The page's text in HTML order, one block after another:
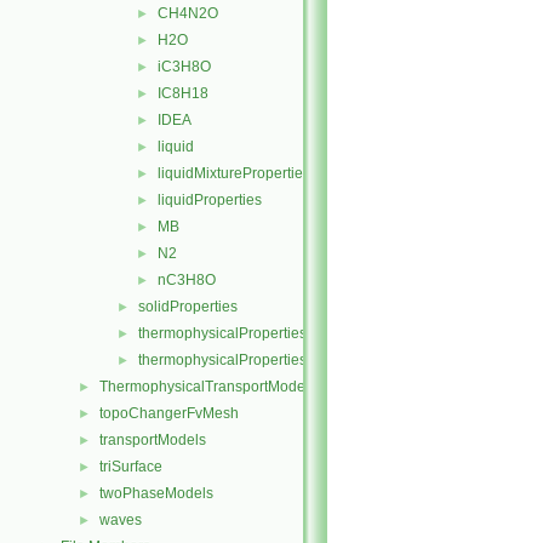
► CH4N2O
► H2O
► iC3H8O
► IC8H18
► IDEA
► liquid
► liquidMixtureProperties
► liquidProperties
► MB
► N2
► nC3H8O
► solidProperties
► thermophysicalProperties
► thermophysicalPropertiesSelector
► ThermophysicalTransportModels
► topoChangerFvMesh
► transportModels
► triSurface
► twoPhaseModels
► waves